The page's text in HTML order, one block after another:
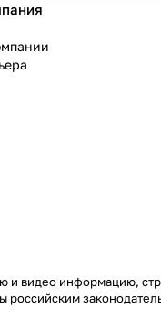
и видео информацию,